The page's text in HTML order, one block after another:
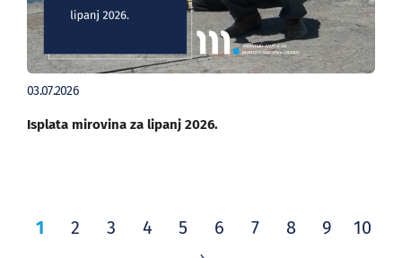
03.07.2026
Isplata mirovina za lipanj 2026.
1 2 3 4 5 6 7 8 9 10